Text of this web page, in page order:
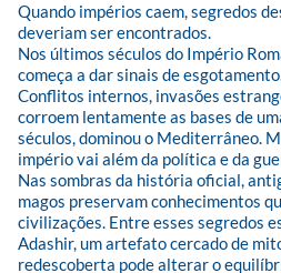
Quando impérios caem, segredos
deveriam ser encontrados.
Nos últimos séculos do Império
começa a dar sinais de
Conflitos internos, invasões
corroem lentamente as bases de
séculos, dominou o Mediterrâneo.
império vai além da política e da
Nas sombras da história oficial,
magos preservam conhecimentos
civilizações. Entre esses segredos
Adashir, um artefato cercado de
redescoberta pode alterar o